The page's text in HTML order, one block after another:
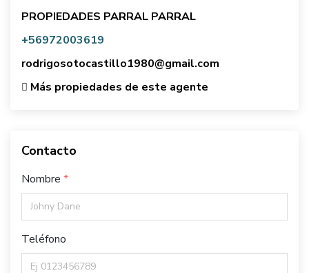
PROPIEDADES PARRAL PARRAL
+56972003619
rodrigosotocastillo1980@gmail.com
Más propiedades de este agente
Contacto
Nombre
Teléfono